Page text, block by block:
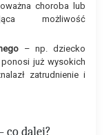
choroba lub
możliwość
– np. dziecko
już wysokich
zatrudnienie i
co dalej?